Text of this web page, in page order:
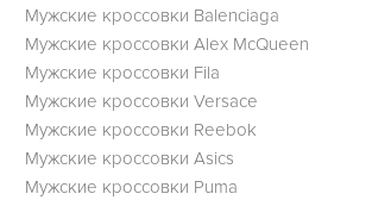
Мужские кроссовки Balenciaga
Мужские кроссовки Alex McQueen
Мужские кроссовки Fila
Мужские кроссовки Versace
Мужские кроссовки Reebok
Мужские кроссовки Asics
Мужские кроссовки Puma